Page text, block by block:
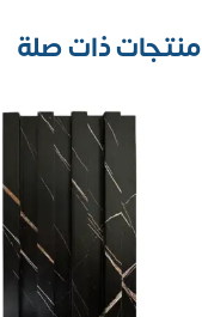
منتجات ذات صلة